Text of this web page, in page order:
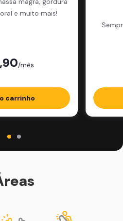
e muito mais!
/mês
carrinho